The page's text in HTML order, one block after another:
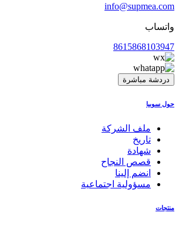
info@supmea.com
واتساب
8615868103947
دردشة مباشرة
حول سوبيا
ملف الشركة
تاريخ
شهادة
قصص النجاح
انضم إلينا
مسؤولية اجتماعية
منتجات